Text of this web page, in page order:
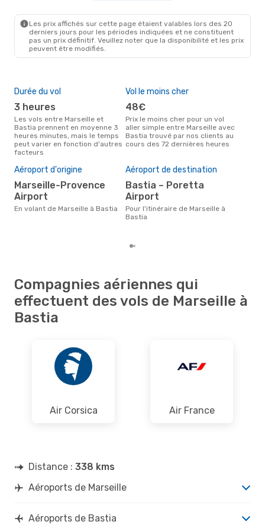
Les prix affichés sur cette page étaient valables lors des 20
derniers jours pour les périodes indiquées et ne constituent
pas un prix définitif. Veuillez noter que la disponibilité et les prix
peuvent être modifiés.
Durée du vol
3 heures
Les vols entre Marseille et
Bastia prennent en moyenne 3
heures minutes, mais le temps
peut varier en fonction d'autres
facteurs
Vol le moins cher
48€
Prix le moins cher pour un vol
aller simple entre Marseille avec
Bastia trouvé par nos clients au
cours des 72 dernières heures
Aéroport d'origine
Marseille-Provence
Airport
En volant de Marseille à Bastia
Aéroport de destination
Bastia – Poretta
Airport
Pour l'itinéraire de Marseille à
Bastia
Compagnies aériennes qui
effectuent des vols de Marseille à
Bastia
Air Corsica Air France
Distance : 338 kms
Aéroports de Marseille
Aéroports de Bastia